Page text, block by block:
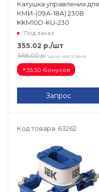
Катушка управления для
КМИ-(09А-18А) 230В
KKM10D-KU-230
Под заказ
355.02 р./шт
366.00 р. цена магазина
+35.50 бонусов
Запрос
Код товара: 63262